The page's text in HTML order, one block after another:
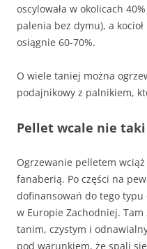
oscylowała w okolicach
palenia bez dymu), a
osiągnie 60-70%.
O wiele taniej można
podajnikowy z palnikiem,
Pellet wcale nie
Ogrzewanie pelletem
fanaberią. Po części na
dofinansowań do tego
w Europie Zachodniej.
tanim, czystym i
pod warunkiem, że spali